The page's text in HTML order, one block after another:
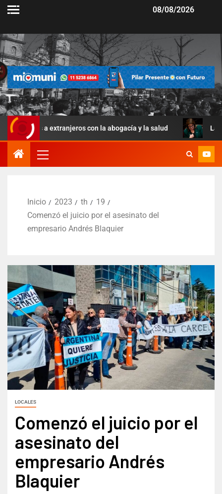
08/08/2026
a extranjeros con la abogacía y la salud La Ley de
Inicio 2023 th
19
Comenzó el juicio por el asesinato del
empresario Andrés Blaquier
LOCALES
Comenzó el juicio por el
asesinato del
empresario Andrés
Blaquier